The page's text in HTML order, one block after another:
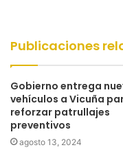
Publicaciones
Gobierno entrega
vehículos a Vicuña
reforzar patrullajes
preventivos
agosto 13, 2024